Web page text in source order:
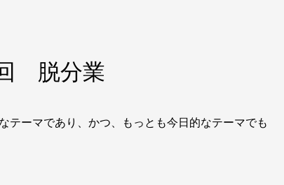
脱分業
ーマであり、かつ、もっとも今日的なテーマでも